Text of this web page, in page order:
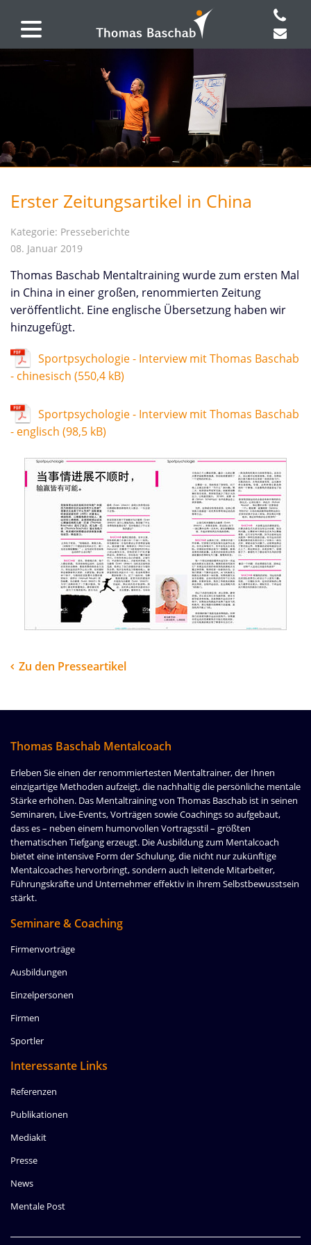
Erster Zeitungsartikel in China
Kategorie: Presseberichte
08. Januar 2019
Thomas Baschab Mentaltraining wurde zum ersten Mal
in China in einer großen, renommierten Zeitung
veröffentlicht. Eine englische Übersetzung haben wir
hinzugefügt.
Sportpsychologie - Interview mit Thomas Baschab
- chinesisch (550,4 kB)
Sportpsychologie - Interview mit Thomas Baschab
- englisch (98,5 kB)
Zu den Presseartikel
Thomas Baschab Mentalcoach
Erleben Sie einen der renommiertesten Mentaltrainer, der Ihnen
einzigartige Methoden aufzeigt, die nachhaltig die persönliche mentale
Stärke erhöhen. Das Mentaltraining von Thomas Baschab ist in seinen
Seminaren, Live-Events, Vorträgen sowie Coachings so aufgebaut,
dass es – neben einem humorvollen Vortragsstil – größten
thematischen Tiefgang erzeugt. Die Ausbildung zum Mentalcoach
bietet eine intensive Form der Schulung, die nicht nur zukünftige
Mentalcoaches hervorbringt, sondern auch leitende Mitarbeiter,
Führungskräfte und Unternehmer effektiv in ihrem Selbstbewusstsein
stärkt.
Seminare & Coaching
Firmenvorträge
Ausbildungen
Einzelpersonen
Firmen
Sportler
Interessante Links
Referenzen
Publikationen
Mediakit
Presse
News
Mentale Post